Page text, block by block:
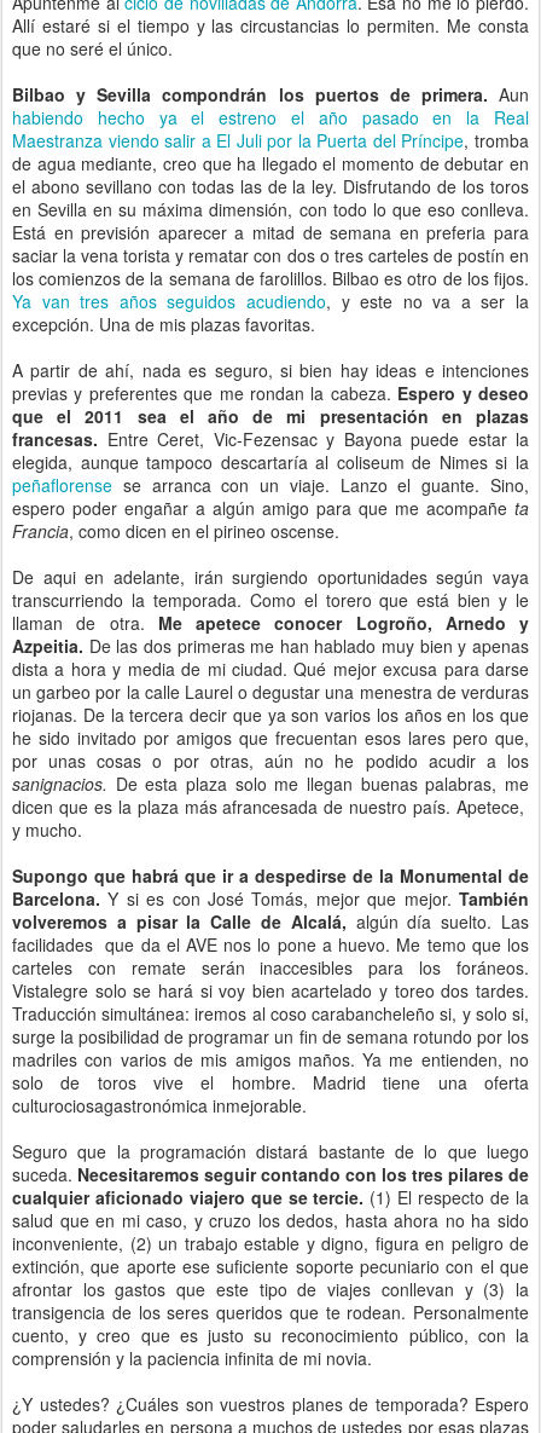
Allí estaré si el tiempo y las circustancias lo permiten. Me consta
que no seré el único.
Bilbao y Sevilla compondrán los puertos de primera. Aun
habiendo hecho ya el estreno el año pasado en la Real
Maestranza viendo salir a El Juli por la Puerta del Príncipe, tromba
de agua mediante, creo que ha llegado el momento de debutar en
el abono sevillano con todas las de la ley. Disfrutando de los toros
en Sevilla en su máxima dimensión, con todo lo que eso conlleva.
Está en previsión aparecer a mitad de semana en preferia para
saciar la vena torista y rematar con dos o tres carteles de postín en
los comienzos de la semana de farolillos. Bilbao es otro de los fijos.
Ya van tres años seguidos acudiendo, y este no va a ser la
excepción. Una de mis plazas favoritas.
A partir de ahí, nada es seguro, si bien hay ideas e intenciones
previas y preferentes que me rondan la cabeza. Espero y deseo
que el 2011 sea el año de mi presentación en plazas
francesas. Entre Ceret, Vic-Fezensac y Bayona puede estar la
elegida, aunque tampoco descartaría al coliseum de Nimes si la
peñaflorense se arranca con un viaje. Lanzo el guante. Sino,
espero poder engañar a algún amigo para que me acompañe ta
Francia, como dicen en el pirineo oscense.
De aqui en adelante, irán surgiendo oportunidades según vaya
transcurriendo la temporada. Como el torero que está bien y le
llaman de otra. Me apetece conocer Logroño, Arnedo y
Azpeitia. De las dos primeras me han hablado muy bien y apenas
dista a hora y media de mi ciudad. Qué mejor excusa para darse
un garbeo por la calle Laurel o degustar una menestra de verduras
riojanas. De la tercera decir que ya son varios los años en los que
he sido invitado por amigos que frecuentan esos lares pero que,
por unas cosas o por otras, aún no he podido acudir a los
sanignacios. De esta plaza solo me llegan buenas palabras, me
dicen que es la plaza más afrancesada de nuestro país. Apetece,
y mucho.
Supongo que habrá que ir a despedirse de la Monumental de
Barcelona.Y si es con José Tomás, mejor que mejor.También
volveremos a pisar la Calle de Alcalá, algún día suelto. Las
facilidades que da el AVE nos lo pone a huevo. Me temo que los
carteles con remate serán inaccesibles para los foráneos.
Vistalegre solo se hará si voy bien acartelado y toreo dos tardes.
Traducción simultánea: iremos al coso carabancheleño si, y solo si,
surge la posibilidad de programar un fin de semana rotundo por los
madriles con varios de mis amigos maños. Ya me entienden, no
solo de toros vive el hombre. Madrid tiene una oferta
culturociosagastronómica inmejorable.
Seguro que la programación distará bastante de lo que luego
suceda. Necesitaremos seguir contando con los tres pilares de
cualquier aficionado viajero que se tercie. (1) El respecto de la
salud que en mi caso, y cruzo los dedos, hasta ahora no ha sido
inconveniente, (2) un trabajo estable y digno, figura en peligro de
extinción, que aporte ese suficiente soporte pecuniario con el que
afrontar los gastos que este tipo de viajes conllevan y (3) la
transigencia de los seres queridos que te rodean. Personalmente
cuento, y creo que es justo su reconocimiento público, con la
comprensión y la paciencia infinita de mi novia.
¿Y ustedes? ¿Cuáles son vuestros planes de temporada? Espero
poder saludarles en persona a muchos de ustedes por esas plazas